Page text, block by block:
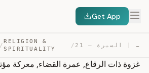
Get App
/
RELIGION &
SPIRITUALITY
/ 21 – غزوة ذات الرقاع, عمرة القضاء, معركة مؤتة | السيرة … — TRANSCRIPT